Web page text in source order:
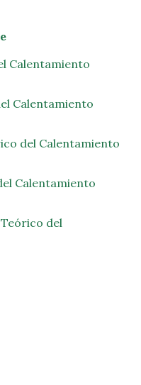
Calentamiento
Calentamiento
del Calentamiento
Calentamiento
del